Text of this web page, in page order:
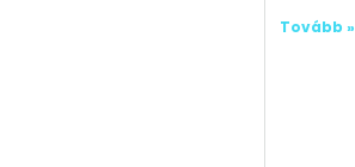
Tovább »